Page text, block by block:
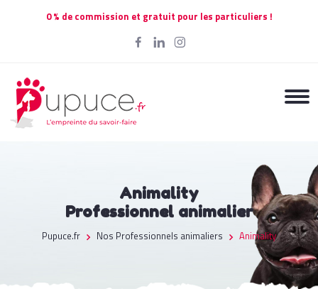
0 % de commission et gratuit pour les particuliers !
Animality
Professionnel animalier
Pupuce.fr Nos Professionnels animaliers Animality